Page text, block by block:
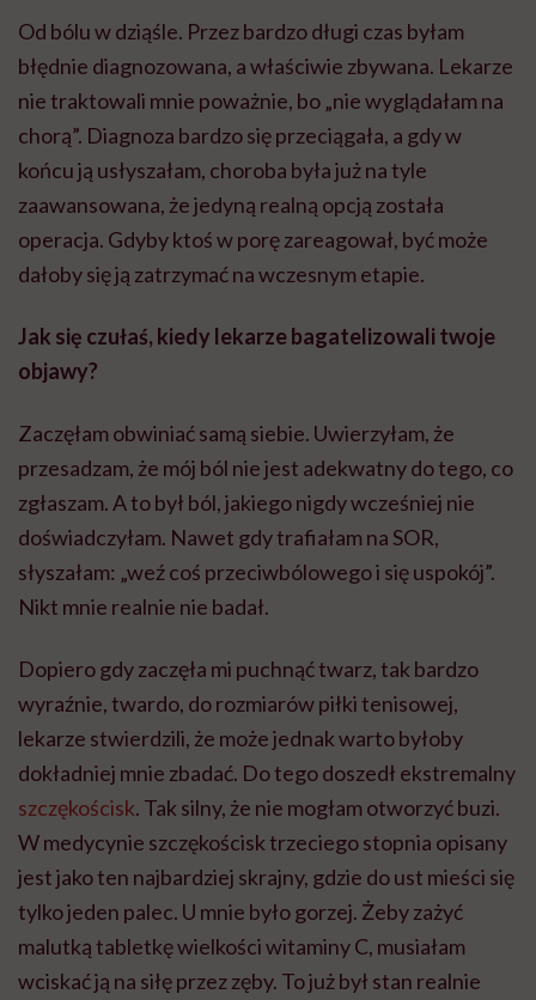
Od bólu w dziąśle. Przez bardzo długi czas byłam
błędnie diagnozowana, a właściwie zbywana. Lekarze
nie traktowali mnie poważnie, bo „nie wyglądałam na
chorą”. Diagnoza bardzo się przeciągała, a gdy w
końcu ją usłyszałam, choroba była już na tyle
zaawansowana, że jedyną realną opcją została
operacja. Gdyby ktoś w porę zareagował, być może
dałoby się ją zatrzymać na wczesnym etapie.
Jak się czułaś, kiedy lekarze bagatelizowali twoje
objawy?
Zaczęłam obwiniać samą siebie. Uwierzyłam, że
przesadzam, że mój ból nie jest adekwatny do tego, co
zgłaszam. A to był ból, jakiego nigdy wcześniej nie
doświadczyłam. Nawet gdy trafiałam na SOR,
słyszałam: „weź coś przeciwbólowego i się uspokój”.
Nikt mnie realnie nie badał.
Dopiero gdy zaczęła mi puchnąć twarz, tak bardzo
wyraźnie, twardo, do rozmiarów piłki tenisowej,
lekarze stwierdzili, że może jednak warto byłoby
dokładniej mnie zbadać. Do tego doszedł ekstremalny
szczękościsk. Tak silny, że nie mogłam otworzyć buzi.
W medycynie szczękościsk trzeciego stopnia opisany
jest jako ten najbardziej skrajny, gdzie do ust mieści się
tylko jeden palec. U mnie było gorzej. Żeby zażyć
malutką tabletkę wielkości witaminy C, musiałam
wciskać ją na siłę przez zęby. To już był stan realnie